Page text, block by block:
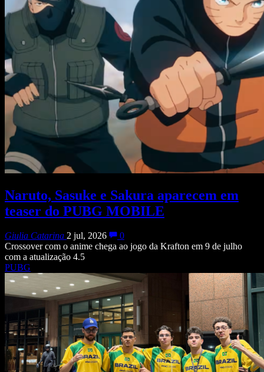
Naruto, Sasuke e Sakura aparecem em
teaser do PUBG MOBILE
Giulia Catarina 2 jul, 2026
0
Crossover com o anime chega ao jogo da Krafton em 9 de julho
com a atualização 4.5
PUBG